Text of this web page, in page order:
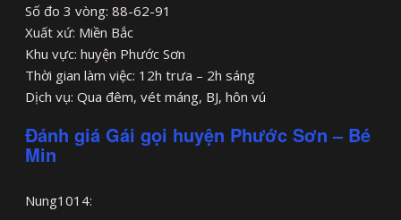
Số đo 3 vòng: 88-62-91
Xuất xứ: Miền Bắc
Khu vực: huyện Phước Sơn
Thời gian làm việc: 12h trưa – 2h sáng
Dịch vụ: Qua đêm, vét máng, BJ, hôn vú
Đánh giá Gái gọi huyện Phước Sơn – Bé
Min
Nung1014: